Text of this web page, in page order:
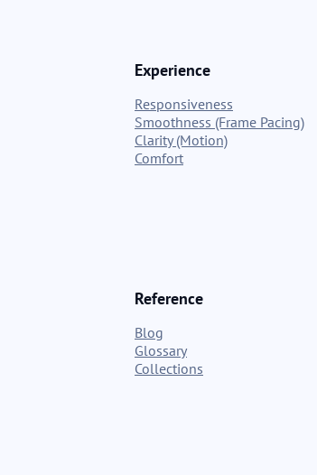
Experience
Responsiveness
Smoothness (Frame Pacing)
Clarity (Motion)
Comfort
Reference
Blog
Glossary
Collections